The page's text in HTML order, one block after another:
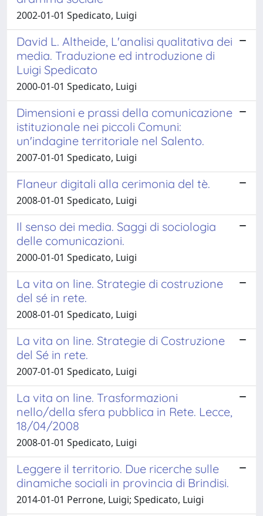
2002-01-01 Spedicato, Luigi
David L. Altheide, L'analisi qualitativa dei
media. Traduzione ed introduzione di
Luigi Spedicato
2000-01-01 Spedicato, Luigi
Dimensioni e prassi della comunicazione
istituzionale nei piccoli Comuni:
un'indagine territoriale nel Salento.
2007-01-01 Spedicato, Luigi
Flaneur digitali alla cerimonia del tè.
2008-01-01 Spedicato, Luigi
Il senso dei media. Saggi di sociologia
delle comunicazioni.
2000-01-01 Spedicato, Luigi
La vita on line. Strategie di costruzione
del sé in rete.
2008-01-01 Spedicato, Luigi
La vita on line. Strategie di Costruzione
del Sé in rete.
2007-01-01 Spedicato, Luigi
La vita on line. Trasformazioni
nello/della sfera pubblica in Rete. Lecce,
18/04/2008
2008-01-01 Spedicato, Luigi
Leggere il territorio. Due ricerche sulle
dinamiche sociali in provincia di Brindisi.
2014-01-01 Perrone, Luigi; Spedicato, Luigi